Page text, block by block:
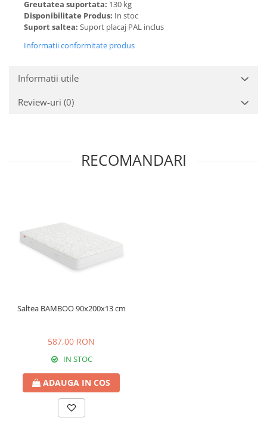
Greutatea suportata: 130 kg
Disponibilitate Produs: In stoc
Suport saltea: Suport placaj PAL inclus
Informatii conformitate produs
Informatii utile
Review-uri (0)
RECOMANDARI
Saltea BAMBOO 90x200x13 cm
587,00 RON
IN STOC
ADAUGA IN COS